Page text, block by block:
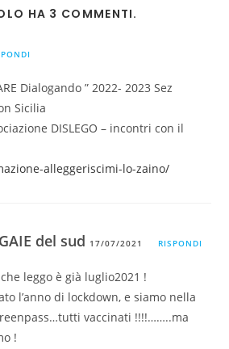
HA 3 COMMENTI.
Dialogando ” 2022- 2023 Sez
Sicilia
DISLEGO – incontri con il
alleggeriscimi-lo-zaino/
del sud 17/07/2021 RISPONDI
leggo è già luglio2021 !
l’anno di lockdown, e siamo nella
vaccinati !!!!……..ma
!